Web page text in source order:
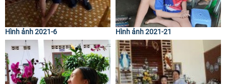
Hình ảnh 2021-6 Hình ảnh 2021-21